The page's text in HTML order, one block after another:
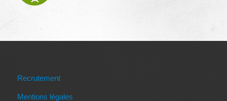
Recrutement
Mentions légales